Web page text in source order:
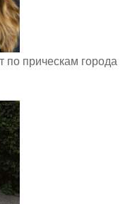
по прическам города